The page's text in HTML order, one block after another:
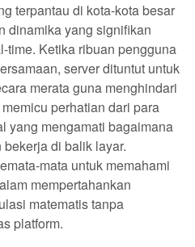
terpantau di kota-kota besar
dinamika yang signifikan
time. Ketika ribuan pengguna
server dituntut untuk
merata guna menghindari
perhatian dari para
yang mengamati bagaimana
di balik layar.
mata untuk memahami
mempertahankan
matematis tanpa
platform.